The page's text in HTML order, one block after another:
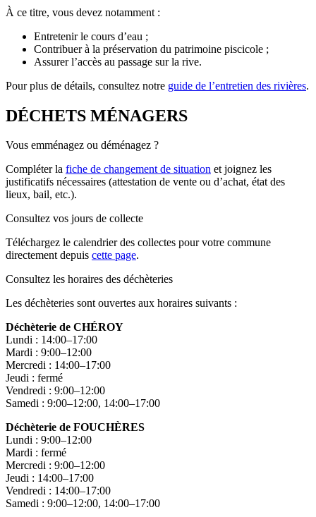
À ce titre, vous devez notamment :
Entretenir le cours d’eau ;
Contribuer à la préservation du patrimoine piscicole ;
Assurer l’accès au passage sur la rive.
Pour plus de détails, consultez notre guide de l’entretien des rivières.
DÉCHETS MÉNAGERS
Vous emménagez ou déménagez ?
Compléter la fiche de changement de situation et joignez les
justificatifs nécessaires (attestation de vente ou d’achat, état des
lieux, bail, etc.).
Consultez vos jours de collecte
Téléchargez le calendrier des collectes pour votre commune
directement depuis cette page.
Consultez les horaires des déchèteries
Les déchèteries sont ouvertes aux horaires suivants :
Déchèterie de CHÉROY
Lundi : 14:00–17:00
Mardi : 9:00–12:00
Mercredi : 14:00–17:00
Jeudi : fermé
Vendredi : 9:00–12:00
Samedi : 9:00–12:00, 14:00–17:00
Déchèterie de FOUCHÈRES
Lundi : 9:00–12:00
Mardi : fermé
Mercredi : 9:00–12:00
Jeudi : 14:00–17:00
Vendredi : 14:00–17:00
Samedi : 9:00–12:00, 14:00–17:00